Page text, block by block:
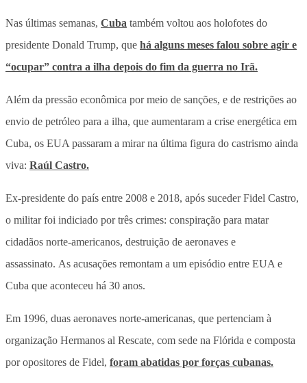
Nas últimas semanas, Cuba também voltou aos holofotes do
presidente Donald Trump, que há alguns meses falou sobre agir e
“ocupar” contra a ilha depois do fim da guerra no Irã.
Além da pressão econômica por meio de sanções, e de restrições ao
envio de petróleo para a ilha, que aumentaram a crise energética em
Cuba, os EUA passaram a mirar na última figura do castrismo ainda
viva: Raúl Castro.
Ex-presidente do país entre 2008 e 2018, após suceder Fidel Castro,
o militar foi indiciado por três crimes: conspiração para matar
cidadãos norte-americanos, destruição de aeronaves e
assassinato. As acusações remontam a um episódio entre EUA e
Cuba que aconteceu há 30 anos.
Em 1996, duas aeronaves norte-americanas, que pertenciam à
organização Hermanos al Rescate, com sede na Flórida e composta
por opositores de Fidel, foram abatidas por forças cubanas.